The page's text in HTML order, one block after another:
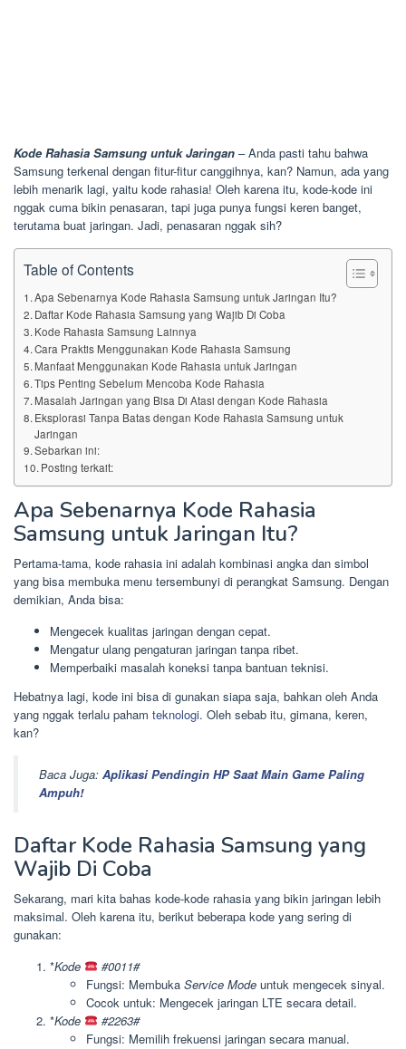
Kode Rahasia Samsung untuk Jaringan – Anda pasti tahu bahwa
Samsung terkenal dengan fitur-fitur canggihnya, kan? Namun, ada yang
lebih menarik lagi, yaitu kode rahasia! Oleh karena itu, kode-kode ini
nggak cuma bikin penasaran, tapi juga punya fungsi keren banget,
terutama buat jaringan. Jadi, penasaran nggak sih?
Table of Contents
Apa Sebenarnya Kode Rahasia Samsung untuk Jaringan Itu?
Daftar Kode Rahasia Samsung yang Wajib Di Coba
Kode Rahasia Samsung Lainnya
Cara Praktis Menggunakan Kode Rahasia Samsung
Manfaat Menggunakan Kode Rahasia untuk Jaringan
Tips Penting Sebelum Mencoba Kode Rahasia
Masalah Jaringan yang Bisa Di Atasi dengan Kode Rahasia
Eksplorasi Tanpa Batas dengan Kode Rahasia Samsung untuk
Jaringan
Sebarkan ini:
Posting terkait:
Apa Sebenarnya Kode Rahasia
Samsung untuk Jaringan Itu?
Pertama-tama, kode rahasia ini adalah kombinasi angka dan simbol
yang bisa membuka menu tersembunyi di perangkat Samsung. Dengan
demikian, Anda bisa:
Mengecek kualitas jaringan dengan cepat.
Mengatur ulang pengaturan jaringan tanpa ribet.
Memperbaiki masalah koneksi tanpa bantuan teknisi.
Hebatnya lagi, kode ini bisa di gunakan siapa saja, bahkan oleh Anda
yang nggak terlalu paham teknologi. Oleh sebab itu, gimana, keren,
kan?
Baca Juga: Aplikasi Pendingin HP Saat Main Game Paling
Ampuh!
Daftar Kode Rahasia Samsung yang
Wajib Di Coba
Sekarang, mari kita bahas kode-kode rahasia yang bikin jaringan lebih
maksimal. Oleh karena itu, berikut beberapa kode yang sering di
gunakan:
*Kode
#0011#
Fungsi: Membuka Service Mode untuk mengecek sinyal.
Cocok untuk: Mengecek jaringan LTE secara detail.
*Kode
#2263#
Fungsi: Memilih frekuensi jaringan secara manual.